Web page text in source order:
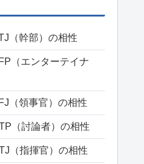
（幹部）の相性
（エンターテイナ
（領事官）の相性
（討論者）の相性
（指揮官）の相性